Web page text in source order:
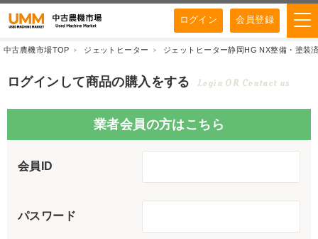
ログイン 会員登録
中古農機市場TOP ジェットヒーター ジェットヒーター静岡HG NX整備・塗装
ログインして商品の購入をする Login OR Contact us
業者会員の方はこちら
会員ID
パスワード